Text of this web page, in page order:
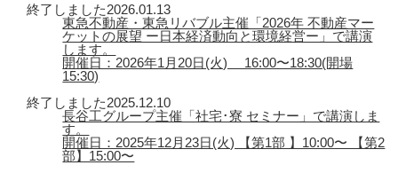
終了しました2026.01.13
東急不動産・東急リバブル主催「2026年 不動産マー
ケットの展望 ー日本経済動向と環境経営ー」で講演
します。
開催日：2026年1月20日(火) 16:00〜18:30(開場
15:30)
終了しました2025.12.10
長谷工グループ主催「社宅･寮 セミナー」で講演しま
す。
開催日：2025年12月23日(火) 【第1部 】10:00〜 【第2
部】15:00〜